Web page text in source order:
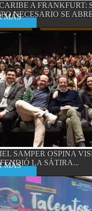
A FRANKFURT:
NECESARIO SE
SAMPER OSPINA
LA SÁTIRA...